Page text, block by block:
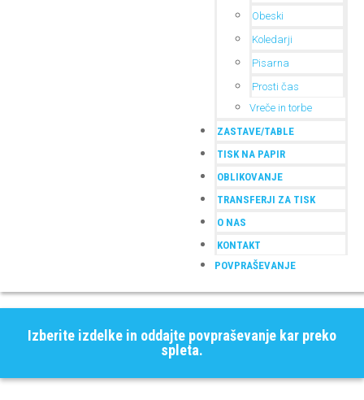
Obeski
Koledarji
Pisarna
Prosti čas
Vreče in torbe
ZASTAVE/TABLE
TISK NA PAPIR
OBLIKOVANJE
TRANSFERJI ZA TISK
O NAS
KONTAKT
POVPRAŠEVANJE
Izberite izdelke in oddajte povpraševanje kar preko
spleta.